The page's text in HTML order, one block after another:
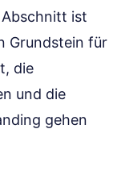
ist
Grundstein für
die
und die
gehen